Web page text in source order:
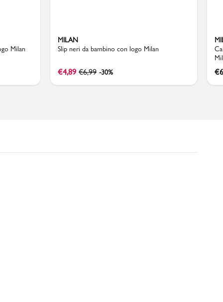
Milan
MILAN
Slip neri da bambino con logo Milan
€4,89 €6,99 -30% €